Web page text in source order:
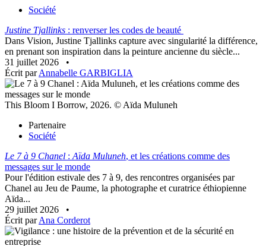
Société
Justine Tjallinks : renverser les codes de beauté
Dans Vision, Justine Tjallinks capture avec singularité la différence,
en prenant son inspiration dans la peinture ancienne du siècle...
31 juillet 2026
•
Écrit parAnnabelle GARBIGLIA
This Bloom I Borrow, 2026. © Aïda Muluneh
Partenaire
Société
Le 7 à 9 Chanel : Aïda Muluneh, et les créations comme des
messages sur le monde
Pour l'édition estivale des 7 à 9, des rencontres organisées par
Chanel au Jeu de Paume, la photographe et curatrice éthiopienne
Aïda...
29 juillet 2026
•
Écrit parAna Corderot